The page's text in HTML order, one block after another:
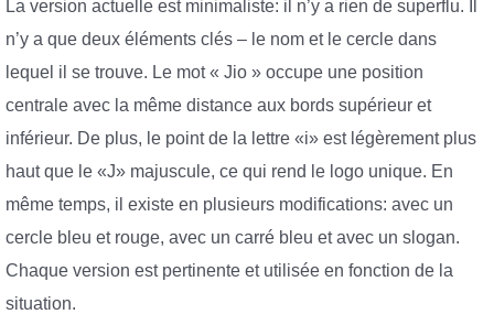
La version actuelle est minimaliste: il n’y a rien de superflu. Il
n’y a que deux éléments clés – le nom et le cercle dans
lequel il se trouve. Le mot « Jio » occupe une position
centrale avec la même distance aux bords supérieur et
inférieur. De plus, le point de la lettre «i» est légèrement plus
haut que le «J» majuscule, ce qui rend le logo unique. En
même temps, il existe en plusieurs modifications: avec un
cercle bleu et rouge, avec un carré bleu et avec un slogan.
Chaque version est pertinente et utilisée en fonction de la
situation.